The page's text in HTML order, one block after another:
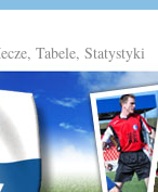
Tabele, Statystyki